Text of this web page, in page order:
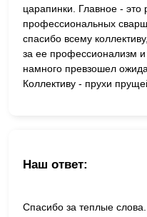
царапинки. Главное - это
профессиональных
спасибо всему
за ее профессионализм
намного превзошел
Коллективу - прухи
Наш ответ:
Спасибо за теплые